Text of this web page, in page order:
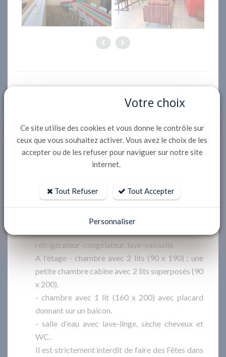
Printemps, à 150m de la plage et 800m du centre
ville d'Arcachon, Appartement en duplex de 77
m²
RDC : entrée avec placard, salle d'eau et WC.
écran plat donnant sur une terrasse de 17 m²
environ.
- cuisine ouverte entièrement équipée avec
réfrigérateur-congélateur, lave-vaisselle
A l'étage - chambre avec 2 lits (90 x 190) ; une
petite chambre cabine avec 2 lits superposés (90
x 200).
- chambre avec 1 lit (160 x 200) avec placard
donnant sur un balcon.
- salle d'eau avec lave-linge, sèche cheveux et
WC.
Il est strictement interdit de faire des Fêtes dans
Votre choix
Ce site utilise des cookies et vous donne le contrôle sur
ceux que vous souhaitez activer. Vous avez le choix de les
accepter ou de les refuser pour naviguer sur notre site
internet.
Tout Refuser Tout Accepter
Personnaliser